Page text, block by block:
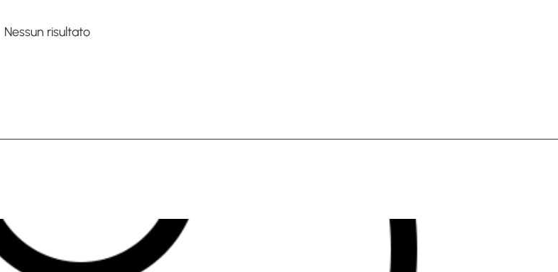
Nessun risultato